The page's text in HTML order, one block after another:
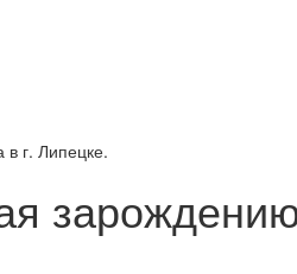
г. Липецке.